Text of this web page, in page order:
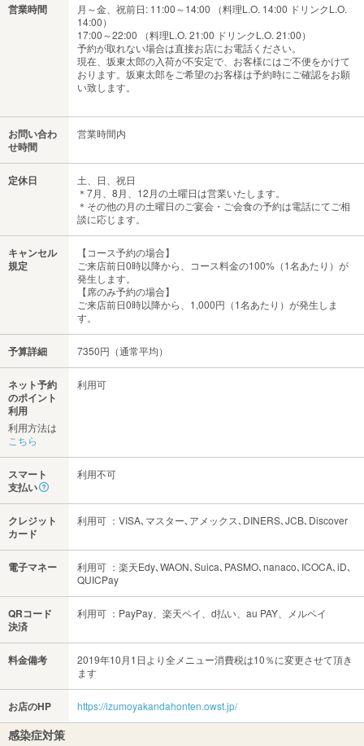
営業時間
月～金、祝前日: 11:00～14:00 （料理L.O. 14:00 ドリンクL.O.
14:00）
17:00～22:00 （料理L.O. 21:00 ドリンクL.O. 21:00）
予約が取れない場合は直接お店にお電話ください。
現在、坂東太郎の入荷が不安定で、お客様にはご不便をかけて
おります。坂東太郎をご希望のお客様は予約時にご確認をお願
い致します。
お問い合わ
せ時間
営業時間内
定休日
土、日、祝日
＊7月、8月、12月の土曜日は営業いたします。
＊その他の月の土曜日のご宴会・ご会食の予約は電話にてご相
談に応じます。
キャンセル
規定
【コース予約の場合】
ご来店前日0時以降から、コース料金の100%（1名あたり）が
発生します。
【席のみ予約の場合】
ご来店前日0時以降から、1,000円（1名あたり）が発生しま
す。
予算詳細 7350円（通常平均）
ネット予約
のポイント
利用
利用方法は
こちら
利用可
スマート
支払い
利用不可
クレジット
カード
利用可 ：VISA､マスター､アメックス､DINERS､JCB､Discover
電子マネー
利用可 ：楽天Edy､WAON､Suica､PASMO､nanaco､ICOCA､iD､
QUICPay
QRコード
決済
利用可 ：PayPay、楽天ペイ、d払い、au PAY、メルペイ
料金備考
2019年10月1日より全メニュー消費税は10％に変更させて頂き
ます
お店のHP https://izumoyakandahonten.owst.jp/
感染症対策